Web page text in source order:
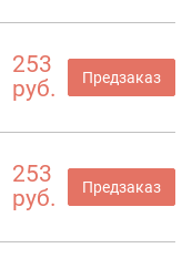
253
руб.
Предзаказ
253
руб.
Предзаказ